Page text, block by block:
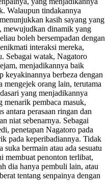
Walaupun tindakannya
kasih sayang yang
mewujudkan dinamik yang
boleh bersempadan dengan
interaksi mereka,
Sebagai watak, Nagatoro
menjadikannya baik
keyakinannya berbeza dengan
mengejek orang lain, terutama
yang menjadikannya
pembaca masuk,
antara perasaan ringan dan
niat sebenarnya. Sebagai
penetapan Nagatoro pada
pada keperibadiannya. Tidak
suka bermain atau ada sesuatu
membuat penonton terlibat,
dia hanya pembuli lain, atau
tentang senpainya dengan